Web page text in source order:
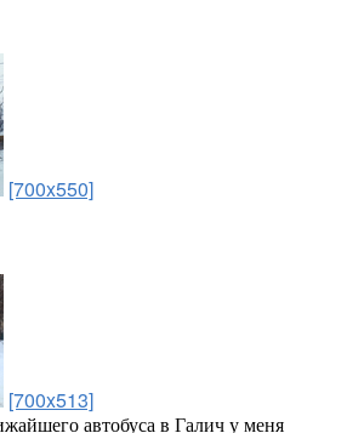
[700x550]
[700x513]
автобуса в Галич у меня